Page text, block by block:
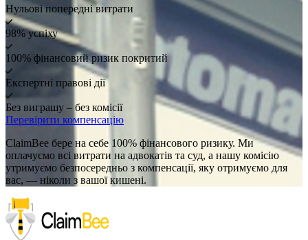
Нульові попередні витрати
98% успіху
100% фінансовий ризик покритий
Експертні правові дії
Без виграшу – без комісії
Перевірити компенсацію
ClaimBee бере на себе 100% фінансового ризику. Ми
оплачуємо всі витрати на адвокатів та суд, а нашу комісію
утримуємо безпосередньо з компенсації, яку отримуємо для
вас, — ніколи з вашої кишені.